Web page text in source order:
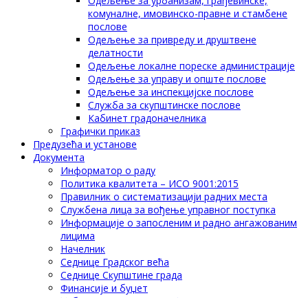
комуналне, имовинско-правне и стамбене
послове
Одељење за привреду и друштвене
делатности
Одељење локалне пореске администрације
Одељење за управу и опште послове
Одељење за инспекцијске послове
Служба за скупштинске послове
Кабинет градоначелника
Графички приказ
Предузећа и установе
Документа
Информатор о раду
Политика квалитета – ИСО 9001:2015
Правилник о систематизацији радних места
Службена лица за вођење управног поступка
Информације о запосленим и радно ангажованим
лицима
Начелник
Седнице Градског већа
Седнице Скупштине града
Финансије и буџет